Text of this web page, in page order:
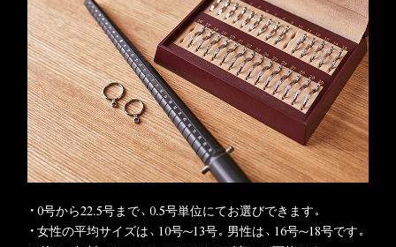
・0号から22.5号まで、0.5号単位にてお選びできます。
・女性の平均サイズは、10号～13号。男性は、16号～18号です。